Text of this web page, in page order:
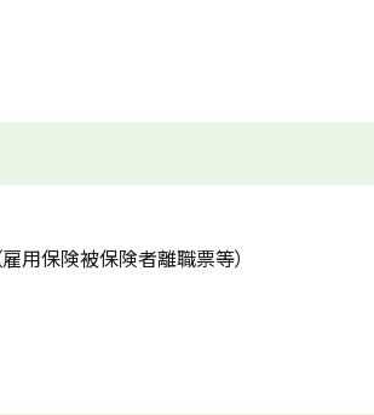
用保険被保険者離職票等）